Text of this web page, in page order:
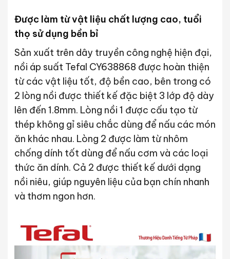
Được làm từ vật liệu chất lượng cao, tuổi
thọ sử dụng bền bỉ
Sản xuất trên dây truyền công nghệ hiện đại,
nồi áp suất Tefal CY638868 được hoàn thiện
từ các vật liệu tốt, độ bền cao, bên trong có
2 lòng nồi được thiết kế đặc biệt 3 lớp độ dày
lên đến 1.8mm. Lòng nồi 1 được cấu tạo từ
thép không gỉ siêu chắc dùng để nấu các món
ăn khác nhau. Lòng 2 được làm từ nhôm
chống dính tốt dùng để nấu cơm và các loại
thức ăn dính. Cả 2 được thiết kế dưới dạng
nồi niêu, giúp nguyên liệu của bạn chín nhanh
và thơm ngon hơn.